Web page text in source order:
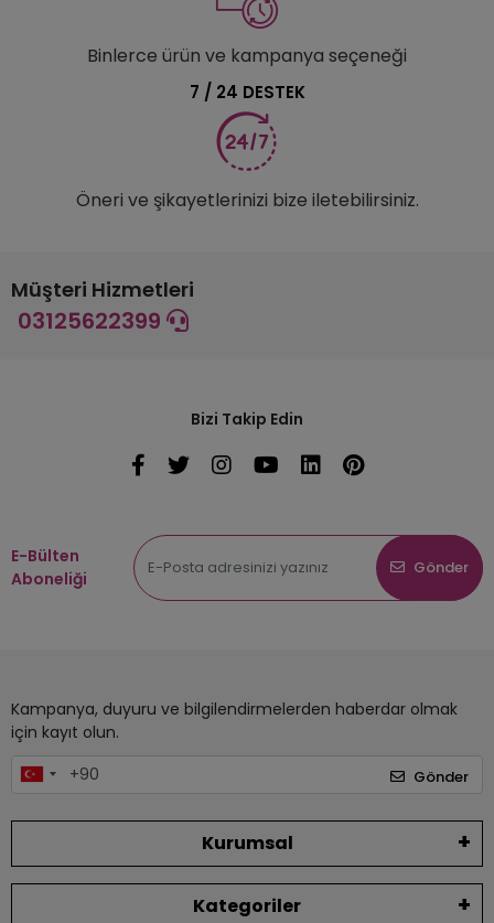
Binlerce ürün ve kampanya seçeneği
7 / 24 DESTEK
Öneri ve şikayetlerinizi bize iletebilirsiniz.
Müşteri Hizmetleri
03125622399
Bizi Takip Edin
E-Bülten
Aboneliği
Gönder
Kampanya, duyuru ve bilgilendirmelerden haberdar olmak
için kayıt olun.
Gönder
Kurumsal
Kategoriler